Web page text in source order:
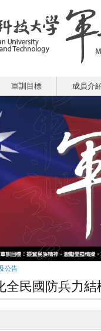
軍訓目標 成員介
公告
全民國防兵力